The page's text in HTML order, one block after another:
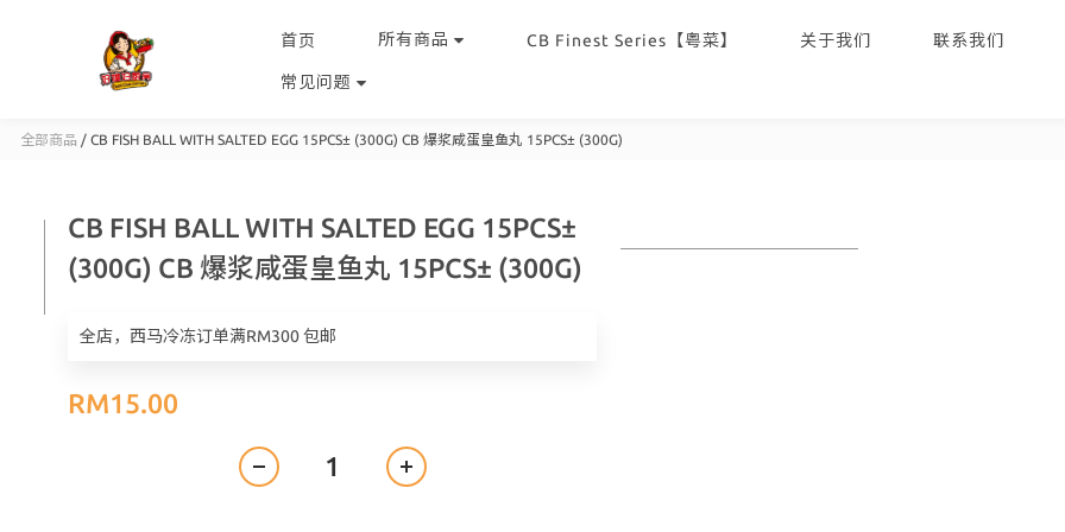
首页 所有商品 CB Finest Series【粤菜】 关于我们 联系我们
常见问题
全部商品 / CB FISH BALL WITH SALTED EGG 15PCS± (300G) CB 爆浆咸蛋皇鱼丸 15PCS± (300G)
CB FISH BALL WITH SALTED EGG 15PCS±
(300G) CB 爆浆咸蛋皇鱼丸 15PCS± (300G)
全店，西马冷冻订单满RM300 包邮
RM15.00